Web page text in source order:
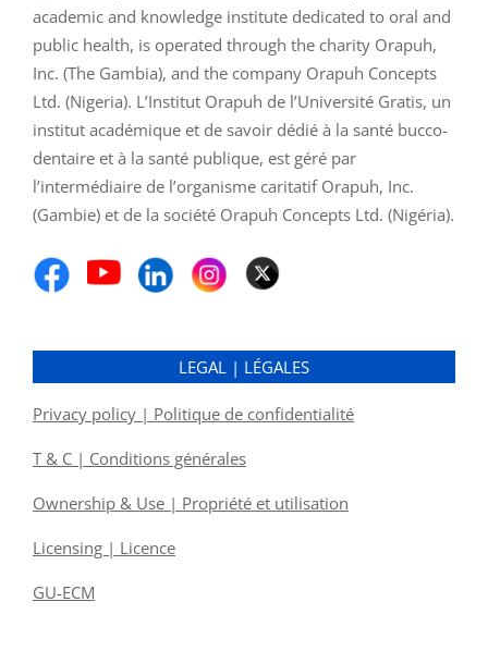
academic and knowledge institute dedicated to oral and
public health, is operated through the charity Orapuh,
Inc. (The Gambia), and the company Orapuh Concepts
Ltd. (Nigeria). L’Institut Orapuh de l’Université Gratis, un
institut académique et de savoir dédié à la santé bucco-
dentaire et à la santé publique, est géré par
l’intermédiaire de l’organisme caritatif Orapuh, Inc.
(Gambie) et de la société Orapuh Concepts Ltd. (Nigéria).
LEGAL | LÉGALES
Privacy policy | Politique de confidentialité
T & C | Conditions générales
Ownership & Use | Propriété et utilisation
Licensing | Licence
GU-ECM